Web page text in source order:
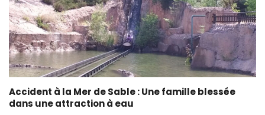
Accident à la Mer de Sable : Une famille blessée
dans une attraction à eau